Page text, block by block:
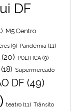
DF
M5 Centro
(9) Pandemia (11)
(20) POLITICA (9)
(18) Supermercado
DF (49)
teatro (11) Trânsito